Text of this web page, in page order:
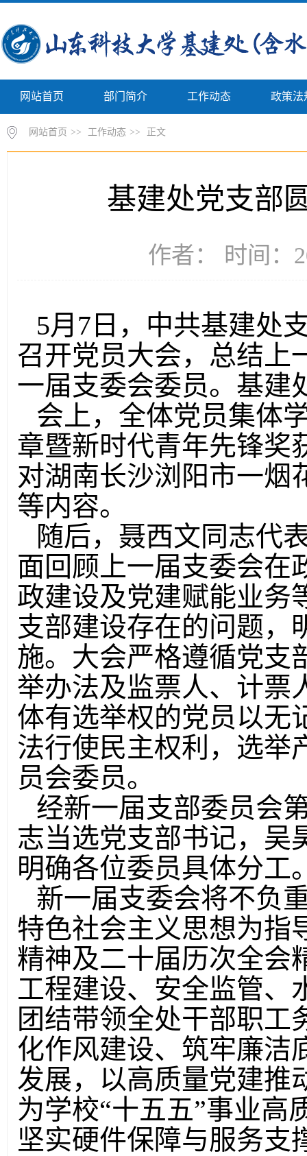
网站首页 部门简介 工作动态 政策法
网站首页 >> 工作动态 >> 正文
基建处党支部
作者： 时间：
5月7日，中共基建处
召开党员大会，总结上
一届支委会委员。基建
会上，全体党员集体
章暨新时代青年先锋奖
对湖南长沙浏阳市一烟
等内容。
随后，聂西文同志代
面回顾上一届支委会在
政建设及党建赋能业务
支部建设存在的问题，
施。大会严格遵循党支
举办法及监票人、计票
体有选举权的党员以无
法行使民主权利，选举
员会委员。
经新一届支部委员会
志当选党支部书记，吴
明确各位委员具体分工
新一届支委会将不负
特色社会主义思想为指
精神及二十届历次全会
工程建设、安全监管、
团结带领全处干部职工
化作风建设、筑牢廉洁
发展，以高质量党建推
为学校“十五五”事业高
坚实硬件保障与服务支